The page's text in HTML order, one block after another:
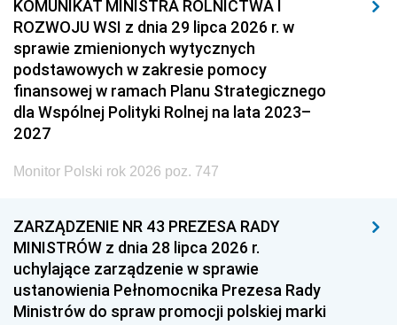
KOMUNIKAT MINISTRA ROLNICTWA I
ROZWOJU WSI z dnia 29 lipca 2026 r. w
sprawie zmienionych wytycznych
podstawowych w zakresie pomocy
finansowej w ramach Planu Strategicznego
dla Wspólnej Polityki Rolnej na lata 2023–
2027
Monitor Polski rok 2026 poz. 747
ZARZĄDZENIE NR 43 PREZESA RADY
MINISTRÓW z dnia 28 lipca 2026 r.
uchylające zarządzenie w sprawie
ustanowienia Pełnomocnika Prezesa Rady
Ministrów do spraw promocji polskiej marki